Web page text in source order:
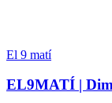
El 9 matí
EL9MATÍ |